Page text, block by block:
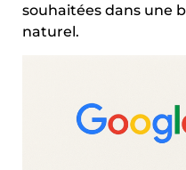
souhaitées dans une
naturel.